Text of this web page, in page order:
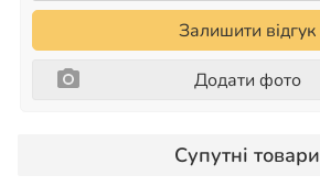
Залишити відгук
Додати фото
Супутні товари